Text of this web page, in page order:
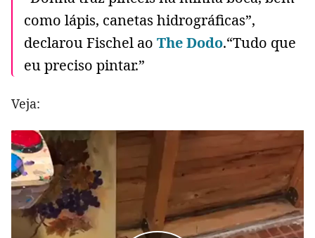
como lápis, canetas hidrográficas”,
declarou Fischel ao The Dodo.“Tudo que
eu preciso pintar.”
Veja: